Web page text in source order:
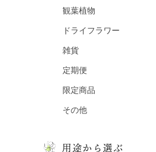
観葉植物
ドライフラワー
雑貨
定期便
限定商品
その他
用途から選ぶ